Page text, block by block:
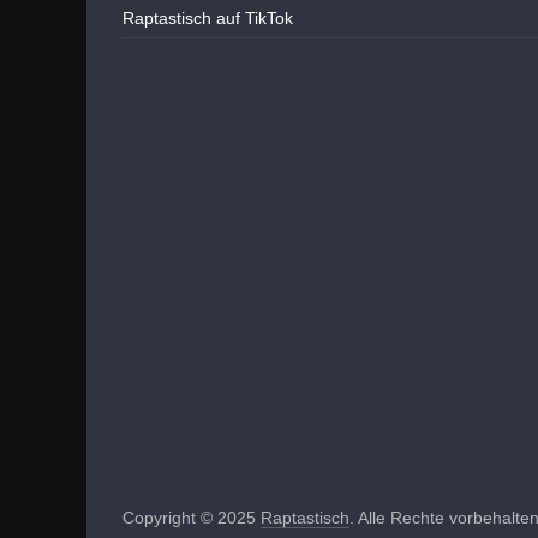
Raptastisch auf TikTok
Copyright © 2025 Raptastisch . Alle Rechte